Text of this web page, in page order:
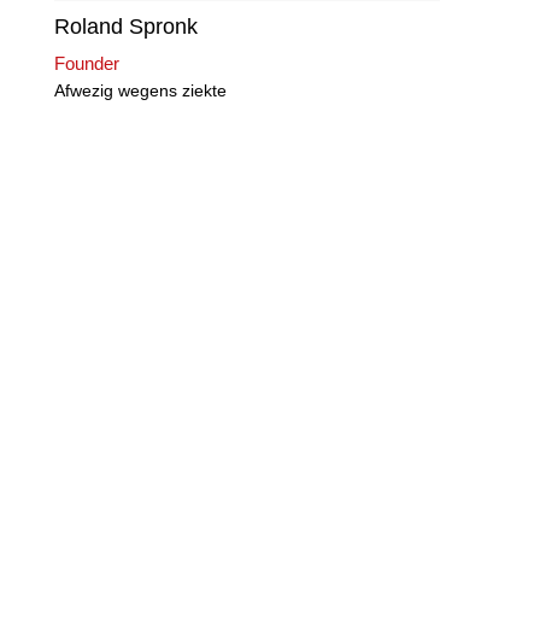
Roland Spronk
Founder
Afwezig wegens ziekte